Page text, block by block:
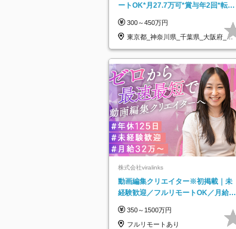
ートOK*月27.7万可*賞与年2回*転勤
300～450万円
東京都_神奈川県_千葉県_大阪府_愛
知県…
株式会社viralinks
動画編集クリエイター※初掲載｜未
経験歓迎／フルリモートOK／月給32
350～1500万円
フルリモートあり